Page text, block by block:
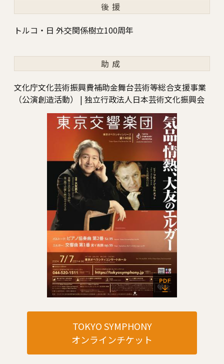
後援
トルコ・日 外交関係樹立100周年
助成
文化庁文化芸術振興費補助金舞台芸術等総合支援事業
（公演創造活動） | 独立行政法人日本芸術文化振興会
TOKYO SYMPHONY
オンラインチケット